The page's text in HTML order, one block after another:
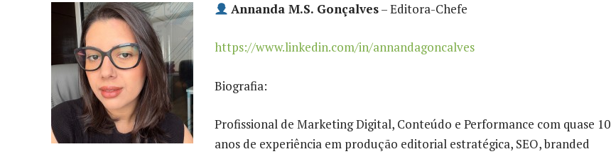
Annanda M.S. Gonçalves– Editora-Chefe
https://www.linkedin.com/in/annandagoncalves
Biografia:
Profissional de Marketing Digital, Conteúdo e Performance com quase 10
anos de experiência em produção editorial estratégica, SEO, branded